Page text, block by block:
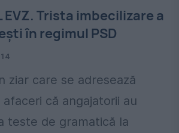
EVZ. Trista imbecilizare a
în regimul PSD
ziar care se adresează
că angajatorii au
teste de gramatică la